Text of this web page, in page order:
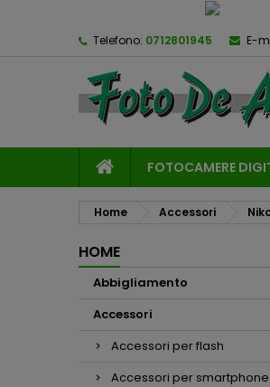
Telefono: 0712801945 E-
FOTOCAMERE
Home Accessori
HOME
Abbigliamento
Accessori
Accessori per flash
Accessori per smartphone